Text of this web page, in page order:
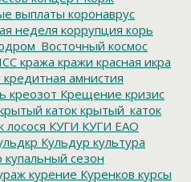
выплаты коронаврус
неделя коррупция корь
космос
кража кражи красная икра
кредитная амнистия
креозот Крещение кризис
катоккрытый_каток
лосося КУГИ КУГИ ЕАО
Кульдур культура
купальный сезон
курение Куренков курсы